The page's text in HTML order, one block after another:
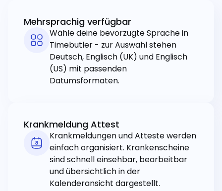
Mehrsprachig verfügbar
Wähle deine bevorzugte Sprache in
Timebutler - zur Auswahl stehen
Deutsch, Englisch (UK) und Englisch
(US) mit passenden
Datumsformaten.
Krankmeldung Attest
Krankmeldungen und Atteste werden
einfach organisiert. Krankenscheine
sind schnell einsehbar, bearbeitbar
und übersichtlich in der
Kalenderansicht dargestellt.